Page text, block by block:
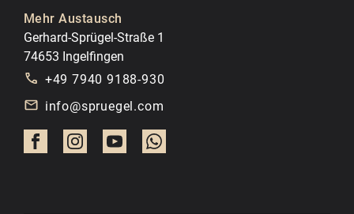
Mehr Austausch
Gerhard-Sprügel-Straße 1
74653 Ingelfingen
+49 7940 9188-930
info@spruegel.com